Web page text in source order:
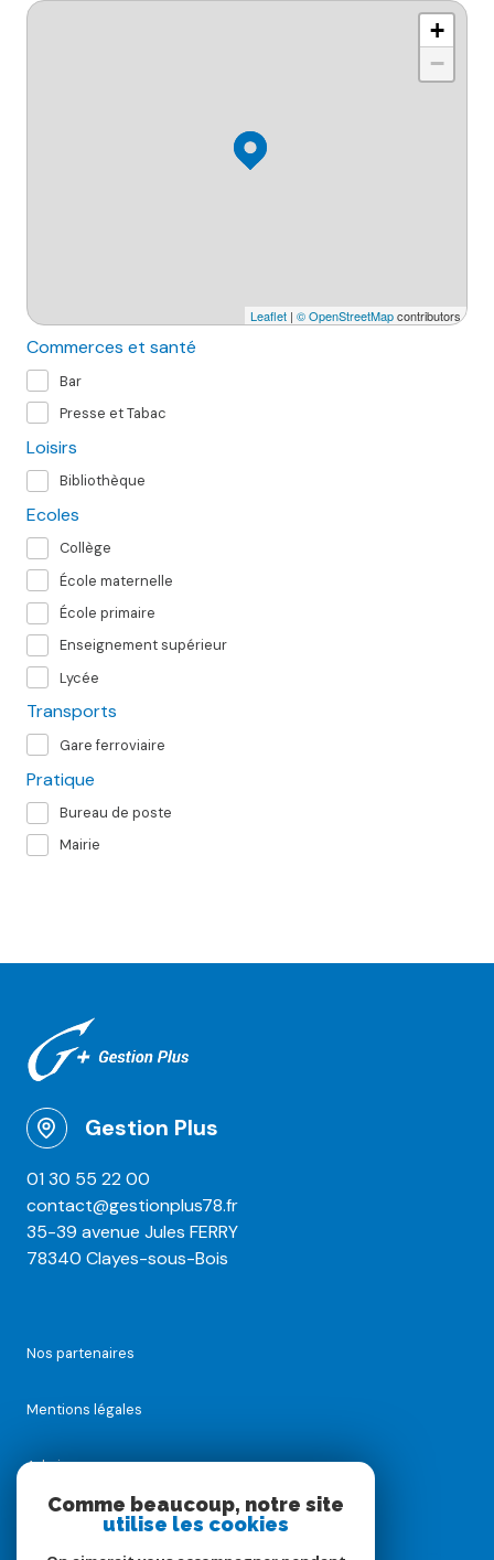
+
−
Leaflet | © OpenStreetMapcontributors
Commerces et santé
Bar
Presse et Tabac
Loisirs
Bibliothèque
Ecoles
Collège
École maternelle
École primaire
Enseignement supérieur
Lycée
Transports
Gare ferroviaire
Pratique
Bureau de poste
Mairie
Gestion Plus
01 30 55 22 00
contact@gestionplus78.fr
35-39 avenue Jules FERRY
78340 Clayes-sous-Bois
Nos partenaires
Mentions légales
Admin
Nos honoraires
Comme beaucoup, notre site
utilise les cookies